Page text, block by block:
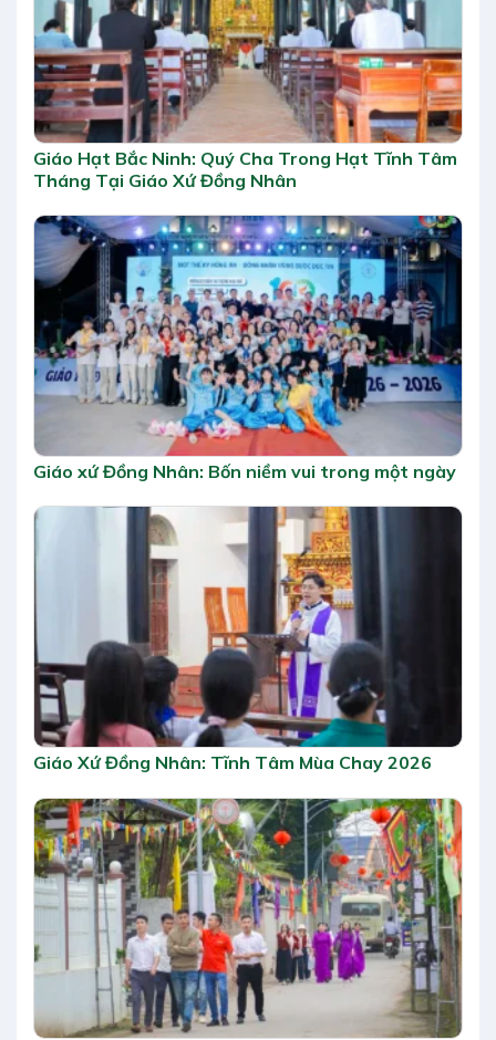
Giáo Hạt Bắc Ninh: Quý Cha Trong Hạt Tĩnh Tâm
Tháng Tại Giáo Xứ Đồng Nhân
Giáo xứ Đồng Nhân: Bốn niềm vui trong một ngày
Giáo Xứ Đồng Nhân: Tĩnh Tâm Mùa Chay 2026